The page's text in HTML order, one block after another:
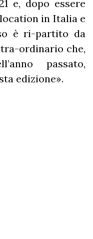
e, dopo essere
in Italia e
è ri-partito da
ordinario che,
passato,
edizione».